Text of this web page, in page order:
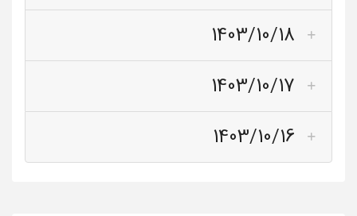
1403/10/18
1403/10/17
1403/10/16